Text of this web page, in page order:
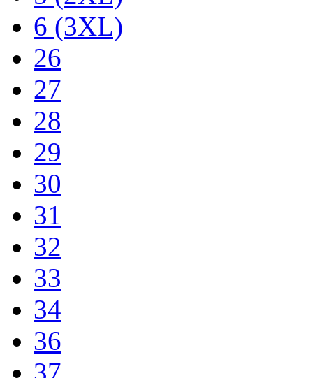
6 (3XL)
26
27
28
29
30
31
32
33
34
36
37